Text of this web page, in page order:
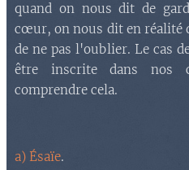
quand on nous dit de
cœur, on nous dit en réalité
de ne pas l'oublier. Le cas
être inscrite dans nos
comprendre cela.
a) Ésaïe.